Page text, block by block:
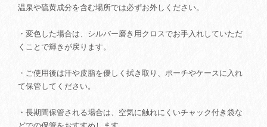
温泉や硫黄成分を含む場所では必ずお外しください。
・変色した場合は、シルバー磨き用クロスでお手入れしていただ
くことで輝きが戻ります。
・ご使用後は汗や皮脂を優しく拭き取り、ポーチやケースに入れ
て保管してください。
・長期間保管される場合は、空気に触れにくいチャック付き袋な